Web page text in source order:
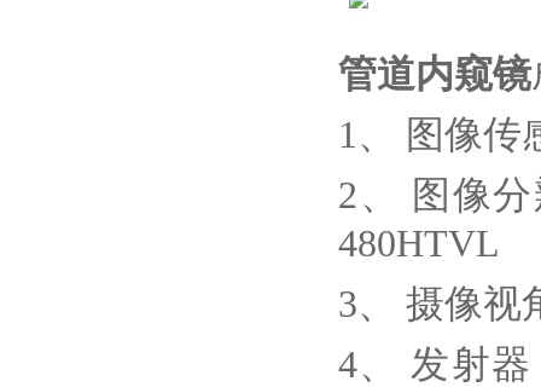
管道内窥镜
1、
图像传
2、
图像
480HTVL
3、 摄像视
4、 发射